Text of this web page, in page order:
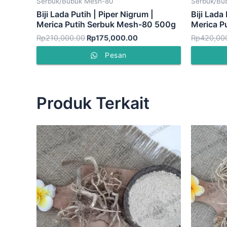
Biji Lada Putih | Piper Nigrum |
Merica Putih Serbuk Mesh-80 500g
Rp210,000.00 Rp175,000.00
Pesan
Biji Lada
Merica
Rp
Produk Terkait